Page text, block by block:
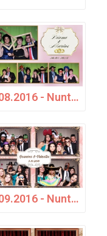
20.08.2016 - Nuntă - Diana &amp; Marius
03.09.2016 - Nuntă - Geanina & Valentin